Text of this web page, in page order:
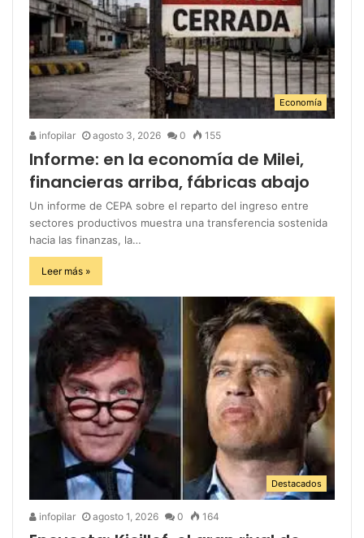
Economía
infopilar agosto 3, 2026 0 155
Informe: en la economía de Milei,
financieras arriba, fábricas abajo
Un informe de CEPA sobre el reparto del ingreso entre
sectores productivos muestra una transferencia sostenida
hacia las finanzas, la…
Leer más »
Destacados
infopilar agosto 1, 2026 0 164